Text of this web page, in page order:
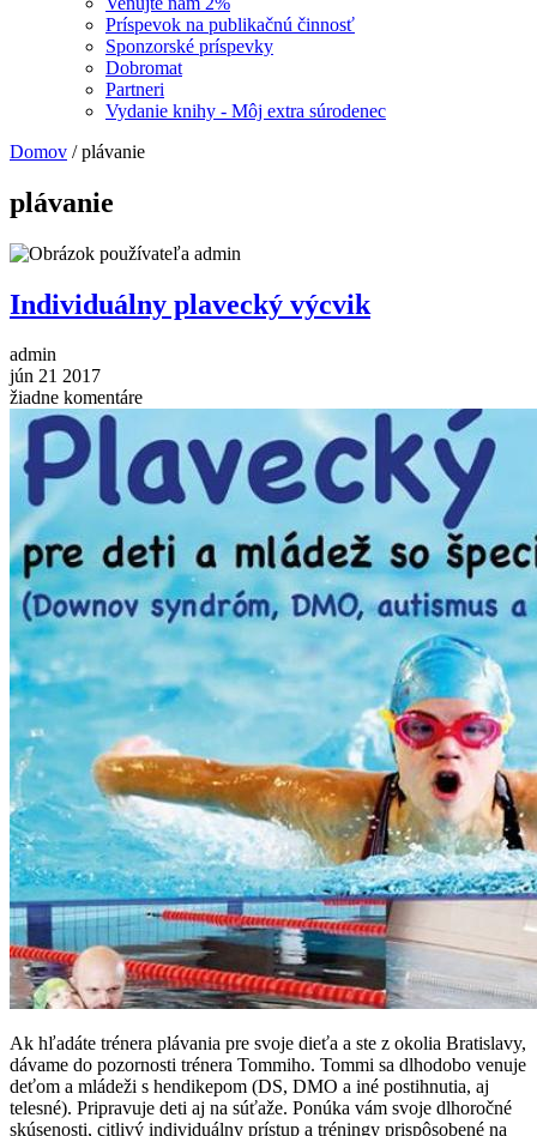
Príspevok na publikačnú činnosť
Sponzorské príspevky
Dobromat
Partneri
Vydanie knihy - Môj extra súrodenec
Domov /plávanie
plávanie
Individuálny plavecký výcvik
admin
jún 21 2017
žiadne komentáre
Ak hľadáte trénera plávania pre svoje dieťa a ste z okolia Bratislavy,
dávame do pozornosti trénera Tommiho. Tommi sa dlhodobo venuje
deťom a mládeži s hendikepom (DS, DMO a iné postihnutia, aj
telesné). Pripravuje deti aj na súťaže. Ponúka vám svoje dlhoročné
skúsenosti, citlivý individuálny prístup a tréningy prispôsobené na